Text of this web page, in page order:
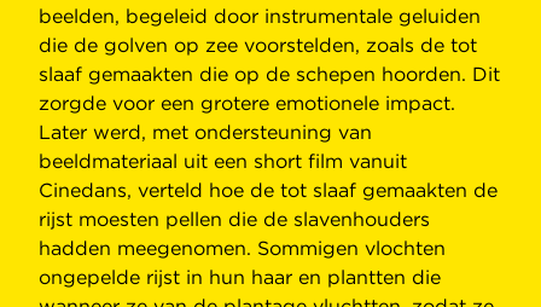
beelden, begeleid door instrumentale geluiden
die de golven op zee voorstelden, zoals de tot
slaaf gemaakten die op de schepen hoorden. Dit
zorgde voor een grotere emotionele impact.
Later werd, met ondersteuning van
beeldmateriaal uit een short film vanuit
Cinedans, verteld hoe de tot slaaf gemaakten de
rijst moesten pellen die de slavenhouders
hadden meegenomen. Sommigen vlochten
ongepelde rijst in hun haar en plantten die